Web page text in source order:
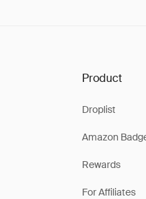
Product
Droplist
Amazon
Rewards
For Affiliates